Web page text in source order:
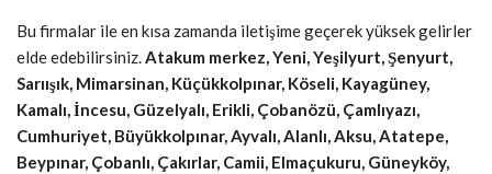
Bu firmalar ile en kısa zamanda iletişime geçerek yüksek gelirler
elde edebilirsiniz.Atakum merkez, Yeni, Yeşilyurt, Şenyurt,
Sarıışık, Mimarsinan, Küçükkolpınar, Köseli, Kayagüney,
Kamalı, İncesu, Güzelyalı, Erikli, Çobanözü, Çamlıyazı,
Cumhuriyet, Büyükkolpınar, Ayvalı, Alanlı, Aksu, Atatepe,
Beypınar, Çobanlı, Çakırlar, Camii, Elmaçukuru, Güneyköy,